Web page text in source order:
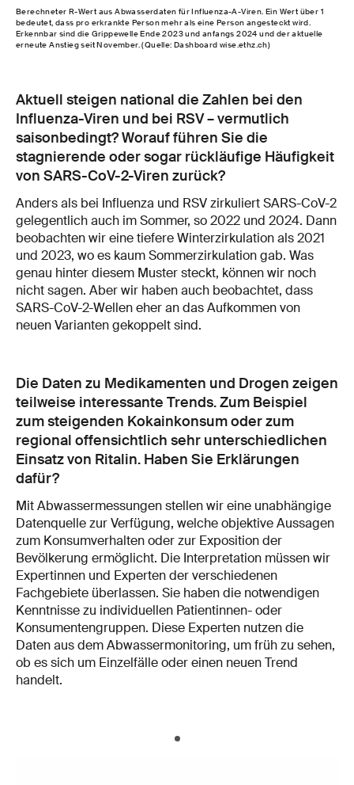
Berechneter R-Wert aus Abwasserdaten für Influenza-A-Viren. Ein Wert über 1
bedeutet, dass pro erkrankte Person mehr als eine Person angesteckt wird.
Erkennbar sind die Grippewelle Ende 2023 und anfangs 2024 und der aktuelle
erneute Anstieg seit November. (Quelle: Dashboard wise.ethz.ch)
Aktuell steigen national die Zahlen bei den
Influenza-Viren und bei RSV – vermutlich
saisonbedingt? Worauf führen Sie die
stagnierende oder sogar rückläufige Häufigkeit
von SARS-CoV-2-Viren zurück?
Anders als bei Influenza und RSV zirkuliert SARS-CoV-2
gelegentlich auch im Sommer, so 2022 und 2024. Dann
beobachten wir eine tiefere Winterzirkulation als 2021
und 2023, wo es kaum Sommerzirkulation gab. Was
genau hinter diesem Muster steckt, können wir noch
nicht sagen. Aber wir haben auch beobachtet, dass
SARS-CoV-2-Wellen eher an das Aufkommen von
neuen Varianten gekoppelt sind.
Die Daten zu Medikamenten und Drogen zeigen
teilweise interessante Trends. Zum Beispiel
zum steigenden Kokainkonsum oder zum
regional offensichtlich sehr unterschiedlichen
Einsatz von Ritalin. Haben Sie Erklärungen
dafür?
Mit Abwassermessungen stellen wir eine unabhängige
Datenquelle zur Verfügung, welche objektive Aussagen
zum Konsumverhalten oder zur Exposition der
Bevölkerung ermöglicht. Die Interpretation müssen wir
Expertinnen und Experten der verschiedenen
Fachgebiete überlassen. Sie haben die notwendigen
Kenntnisse zu individuellen Patientinnen- oder
Konsumentengruppen. Diese Experten nutzen die
Daten aus dem Abwassermonitoring, um früh zu sehen,
ob es sich um Einzelfälle oder einen neuen Trend
handelt.